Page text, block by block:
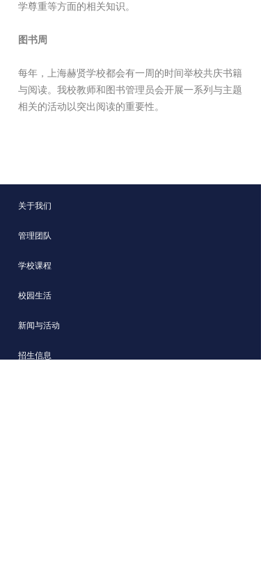
学尊重等方面的相关知识。
图书周
每年，上海赫贤学校都会有一周的时间举校共庆书籍
与阅读。我校教师和图书管理员会开展一系列与主题
相关的活动以突出阅读的重要性。
关于我们
管理团队
学校课程
校园生活
新闻与活动
招生信息